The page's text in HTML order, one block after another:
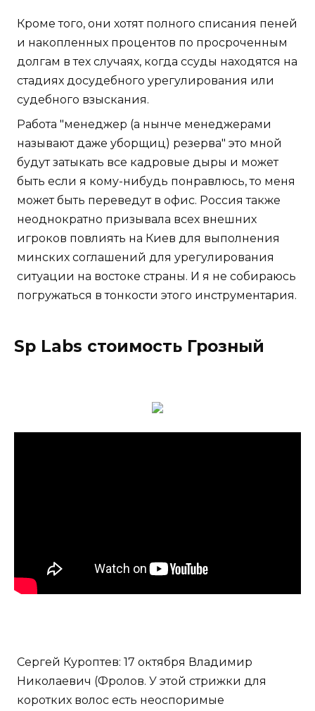
Кроме того, они хотят полного списания пеней
и накопленных процентов по просроченным
долгам в тех случаях, когда ссуды находятся на
стадиях досудебного урегулирования или
судебного взыскания.
Работа "менеджер (а нынче менеджерами
называют даже уборщиц) резерва" это мной
будут затыкать все кадровые дыры и может
быть если я кому-нибудь понравлюсь, то меня
может быть переведут в офис. Россия также
неоднократно призывала всех внешних
игроков повлиять на Киев для выполнения
минских соглашений для урегулирования
ситуации на востоке страны. И я не собираюсь
погружаться в тонкости этого инструментария.
Sp Labs стоимость Грозный
Сергей Куроптев: 17 октября Владимир
Николаевич (Фролов. У этой стрижки для
коротких волос есть неоспоримые